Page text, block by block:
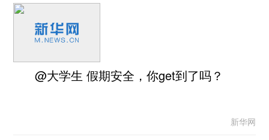
@大学生 假期安全，你get到了吗？
新华网